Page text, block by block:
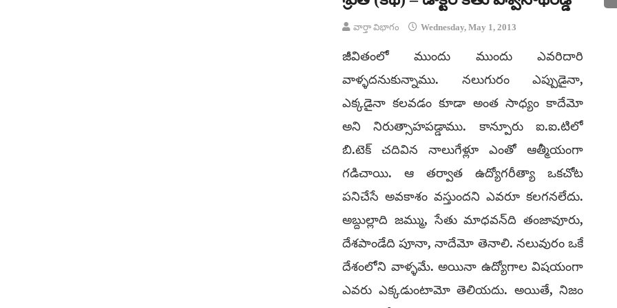
వార్తా విభాగం Wednesday, May 1, 2013
జీవితంలో ముందు ముందు ఎవరిదారి
వాళ్ళదనుకున్నాము. నలుగురం ఎప్పుడైనా,
ఎక్కడైనా కలవడం కూడా అంత సాధ్యం కాదేమో
అని నిరుత్సాహపడ్డాము. కాన్పూరు ఐ.ఐ.టిలో
బి.టెక్ చదివిన నాలుగేళ్లూ ఎంతో ఆత్మీయంగా
గడిచాయి. ఆ తర్వాత ఉద్యోగరీత్యా ఒకచోట
పనిచేసే అవకాశం వస్తుందని ఎవరూ కలగనలేదు.
అబ్దుల్లాది జమ్ము, సేతు మాధవన్‌ది తంజావూరు,
దేశపాండేది పూనా, నాదేమో తెనాలి. నలువురం ఒకే
దేశంలోని వాళ్ళమే. అయినా ఉద్యోగాల విషయంగా
ఎవరు ఎక్కడుంటామో తెలియదు. అయితే, నిజం